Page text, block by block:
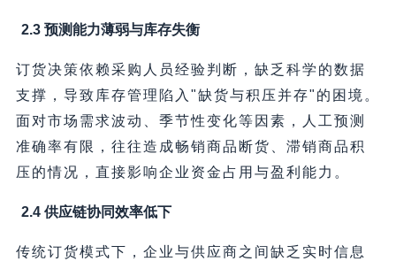
2.3 预测能力薄弱与库存失衡
订货决策依赖采购人员经验判断，缺乏科学的数据
支撑，导致库存管理陷入"缺货与积压并存"的困境。
面对市场需求波动、季节性变化等因素，人工预测
准确率有限，往往造成畅销商品断货、滞销商品积
压的情况，直接影响企业资金占用与盈利能力。
2.4 供应链协同效率低下
传统订货模式下，企业与供应商之间缺乏实时信息